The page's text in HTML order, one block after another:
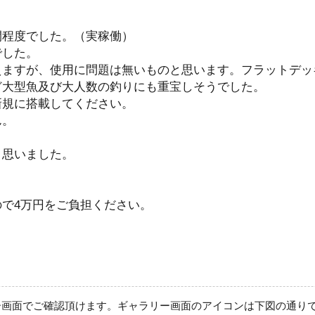
度でした。（実稼働）
た。
すが、使用に問題は無いものと思います。フラットデ
型魚及び大人数の釣りにも重宝しそうでした。
に搭載してください。
いました。
4万円をご負担ください。
面でご確認頂けます。ギャラリー画面のアイコンは下図の通り